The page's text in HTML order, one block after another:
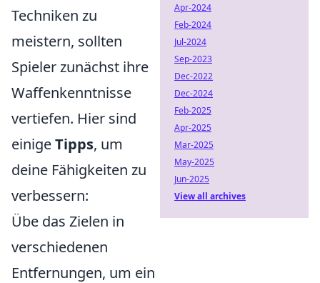
Techniken zu
meistern, sollten
Spieler zunächst ihre
Waffenkenntnisse
vertiefen. Hier sind
einigeTipps, um
deine Fähigkeiten zu
verbessern:
Übe das Zielen in
verschiedenen
Entfernungen, um ein
Apr-2024
Feb-2024
Jul-2024
Sep-2023
Dec-2022
Dec-2024
Feb-2025
Apr-2025
Mar-2025
May-2025
Jun-2025
View all archives